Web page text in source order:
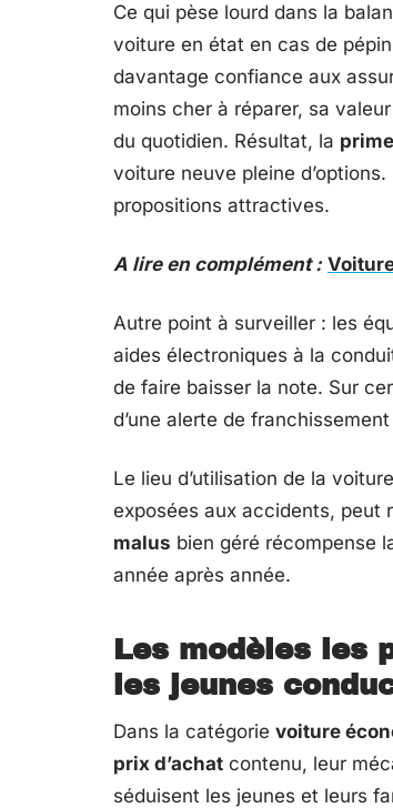
Ce qui pèse lourd dans la
voiture en état en cas de
davantage confiance aux
moins cher à réparer, sa
du quotidien. Résultat, la
voiture neuve pleine
propositions attractives.
A lire en complément :
Autre point à surveiller : les
aides électroniques à la
de faire baisser la note. Sur
d’une alerte de
Le lieu d’utilisation de la
exposées aux accidents, peut
malus bien géré récompense
année après année.
Les modèles les
les jeunes
Dans la catégorie voiture
prix d’achat contenu, leur
séduisent les jeunes et leurs